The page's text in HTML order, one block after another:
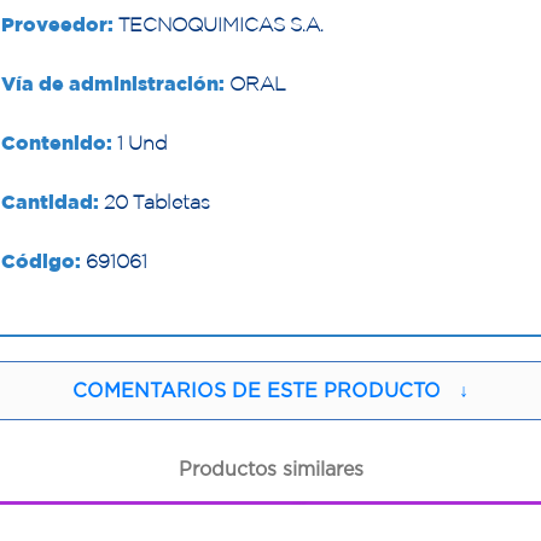
Proveedor: TECNOQUIMICAS S.A.
Vía de administración: ORAL
Contenido: 1 Und
Cantidad: 20 Tabletas
Código: 691061
COMENTARIOS DE ESTE PRODUCTO ↓
Productos similares